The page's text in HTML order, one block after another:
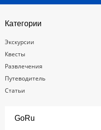
Категории
Экскурсии
Квесты
Развлечения
Путеводитель
Статьи
GoRu